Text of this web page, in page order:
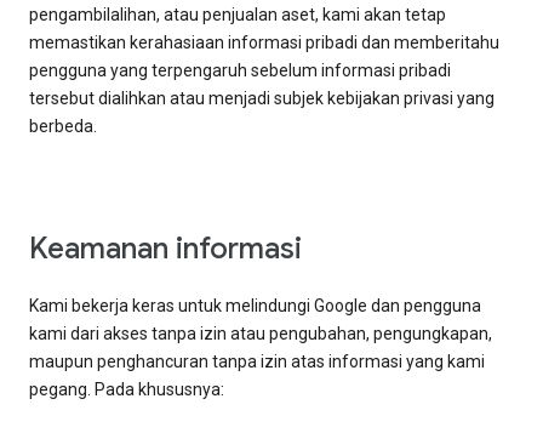
pengambilalihan, atau penjualan aset, kami akan tetap
memastikan kerahasiaan informasi pribadi dan memberitahu
pengguna yang terpengaruh sebelum informasi pribadi
tersebut dialihkan atau menjadi subjek kebijakan privasi yang
berbeda.
Keamanan informasi
Kami bekerja keras untuk melindungi Google dan pengguna
kami dari akses tanpa izin atau pengubahan, pengungkapan,
maupun penghancuran tanpa izin atas informasi yang kami
pegang. Pada khususnya: